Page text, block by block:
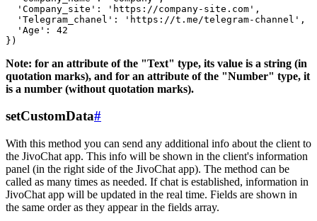
  'Company_site': 'https://company-site.com',
  'Telegram_chanel': 'https://t.me/telegram-channel',
  'Age': 42
Note: for an attribute of the "Text" type, its value is a string (in
quotation marks), and for an attribute of the "Number" type, it
is a number (without quotation marks).
setCustomData#
With this method you can send any additional info about the client to
the JivoChat app. This info will be shown in the client's information
panel (in the right side of the JivoChat app). The method can be
called as many times as needed. If chat is established, information in
JivoChat app will be updated in the real time. Fields are shown in
the same order as they appear in the fields array.